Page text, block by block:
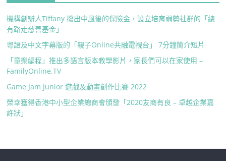
機構創辦人Tiffany 撥出中風後的保險金，設立培育弱勢社群的「總
有路走慈善基金」
粵語及中文字幕版的「親子Online共融電視台」 7分鐘簡介短片
「童樂編程」推出多語言版本教學影片，家長們可以在家使用 –
FamilyOnline.TV
Game Jam Junior 遊戲及動畫創作比賽 2022
榮幸獲得香港中小型企業總商會頒發「2020友商有良 – 卓越企業嘉
許狀」